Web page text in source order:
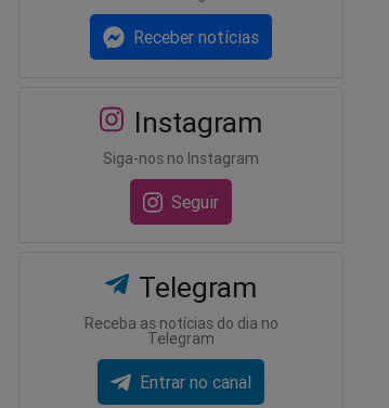
Receber notícias
Instagram
Siga-nos no Instagram
Seguir
Telegram
Receba as notícias do dia no
Telegram
Entrar no canal